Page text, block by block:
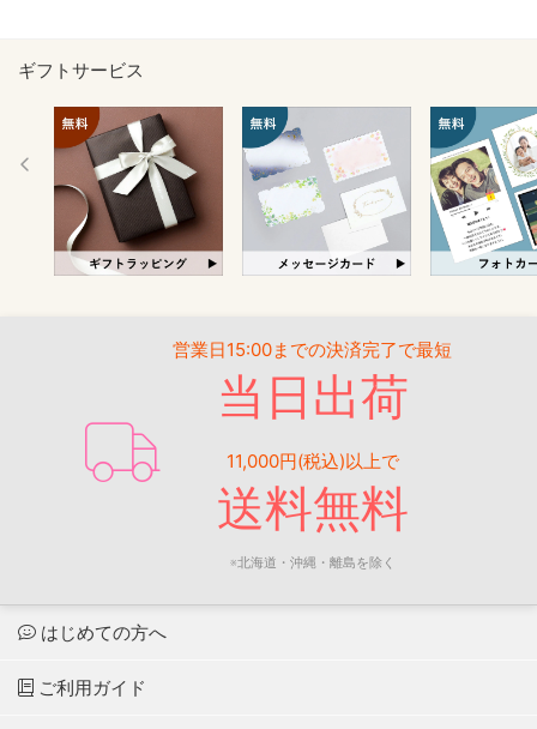
ギフトサービス
営業日15:00までの決済完了で最短
当日出荷
11,000円(税込)以上で
送料無料
※北海道・沖縄・離島を除く
はじめての方へ
ご利用ガイド